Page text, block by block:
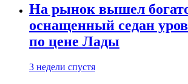
На рынок вышел
оснащенный седан
по цене Лады
3 недели спустя